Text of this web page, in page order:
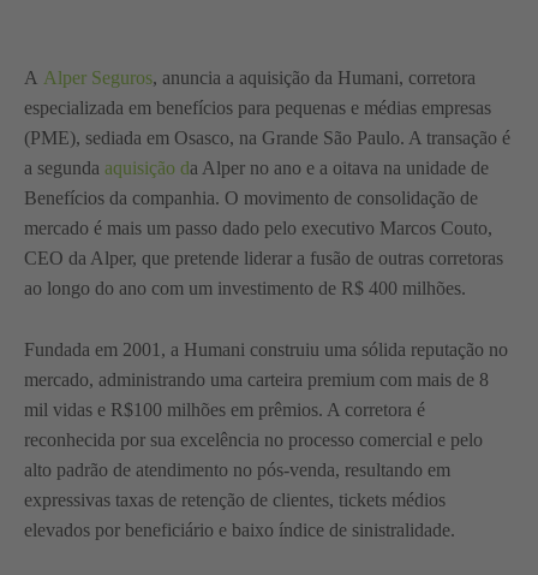
A Alper Seguros, anuncia a aquisição da Humani, corretora
especializada em benefícios para pequenas e médias empresas
(PME), sediada em Osasco, na Grande São Paulo. A transação é
a segunda aquisição da Alper no ano e a oitava na unidade de
Benefícios da companhia. O movimento de consolidação de
mercado é mais um passo dado pelo executivo Marcos Couto,
CEO da Alper, que pretende liderar a fusão de outras corretoras
ao longo do ano com um investimento de R$ 400 milhões.
Fundada em 2001, a Humani construiu uma sólida reputação no
mercado, administrando uma carteira premium com mais de 8
mil vidas e R$100 milhões em prêmios. A corretora é
reconhecida por sua excelência no processo comercial e pelo
alto padrão de atendimento no pós-venda, resultando em
expressivas taxas de retenção de clientes, tickets médios
elevados por beneficiário e baixo índice de sinistralidade.